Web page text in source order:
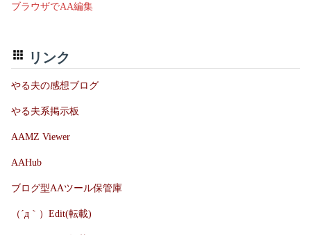
ブラウザでAA編集
リンク
やる夫の感想ブログ
やる夫系掲示板
AAMZ Viewer
AAHub
ブログ型AAツール保管庫
（´д｀）Edit(転載)